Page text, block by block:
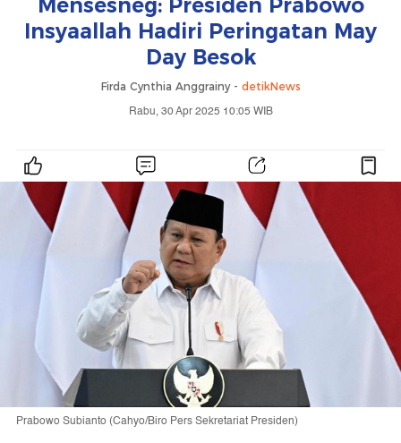
Mensesneg: Presiden Prabowo
Insyaallah Hadiri Peringatan May
Day Besok
Firda Cynthia Anggrainy - detikNews
Rabu, 30 Apr 2025 10:05 WIB
Prabowo Subianto (Cahyo/Biro Pers Sekretariat Presiden)